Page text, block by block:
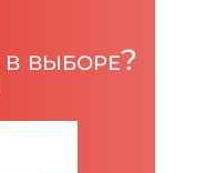
выборе?